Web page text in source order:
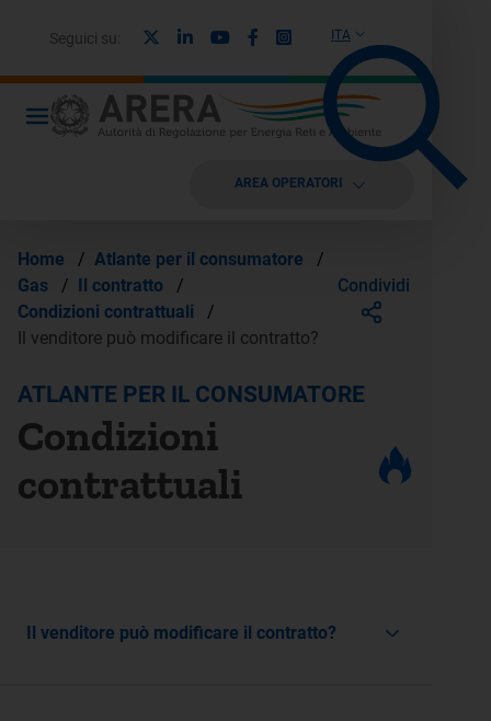
ITA
Seguici su: LinkedinYoutubeFacebook
Instagram
AREA OPERATORI
Home / Atlante per il consumatore
/
Gas
/ Il contratto
/
Condizioni contrattuali
/
Il venditore può modificare il contratto?
Condividi
ATLANTE PER IL CONSUMATORE
Condizioni
contrattuali
Il venditore può modificare il contratto?